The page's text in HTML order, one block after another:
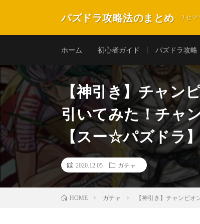
パズドラ攻略法のまとめ リセ
ホーム 初心者ガイド パズドラ攻略
【神引き】チャン
引いてみた！チャ
【スー☆パズドラ
2020.12.05 ガチャ
HOME ガチャ 【神引き】チャンピ